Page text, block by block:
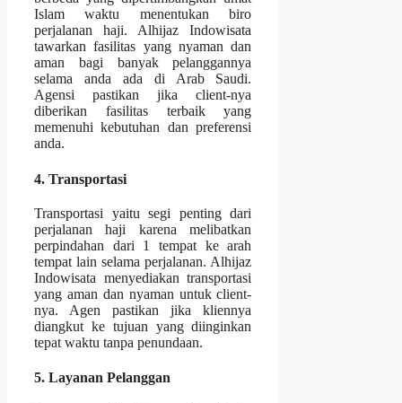
Islam waktu menentukan biro
perjalanan haji. Alhijaz Indowisata
tawarkan fasilitas yang nyaman dan
aman bagi banyak pelanggannya
selama anda ada di Arab Saudi.
Agensi pastikan jika client-nya
diberikan fasilitas terbaik yang
memenuhi kebutuhan dan preferensi
anda.
4. Transportasi
Transportasi yaitu segi penting dari
perjalanan haji karena melibatkan
perpindahan dari 1 tempat ke arah
tempat lain selama perjalanan. Alhijaz
Indowisata menyediakan transportasi
yang aman dan nyaman untuk client-
nya. Agen pastikan jika kliennya
diangkut ke tujuan yang diinginkan
tepat waktu tanpa penundaan.
5. Layanan Pelanggan